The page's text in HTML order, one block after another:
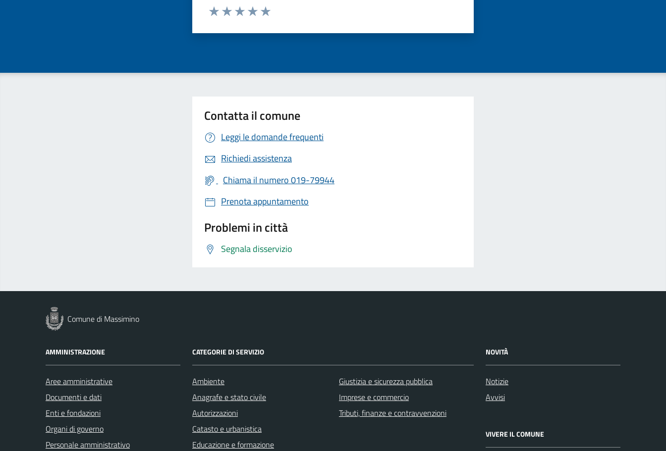
Valuta da 1 a 5 stelle la pagina
Contatta il comune
Leggi le domande frequenti
Richiedi assistenza
Chiama il numero 019-79944
Prenota appuntamento
Problemi in città
Segnala disservizio
Comune di Massimino
AMMINISTRAZIONE
Aree amministrative
Documenti e dati
Enti e fondazioni
Organi di governo
Personale amministrativo
CATEGORIE DI SERVIZIO
Ambiente
Anagrafe e stato civile
Autorizzazioni
Catasto e urbanistica
Educazione e formazione
Giustizia e sicurezza pubblica
Imprese e commercio
Tributi, finanze e contravvenzioni
NOVITÀ
Notizie
Avvisi
VIVERE IL COMUNE